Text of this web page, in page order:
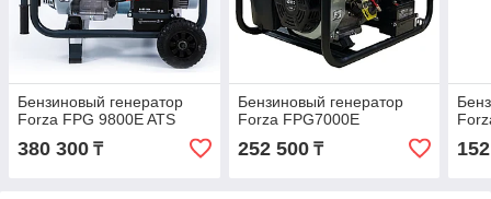
Бензиновый генератор
Forza FPG 9800E ATS
380 300 ₸
Бензиновый генератор
Forza FPG7000E
252 500₸